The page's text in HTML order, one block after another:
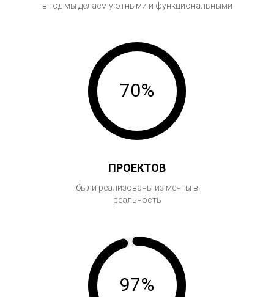
в год мы делаем уютными и функциональными
70%
ПРОЕКТОВ
были реализованы из мечты в
реальность
97%